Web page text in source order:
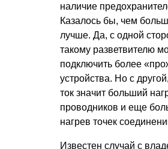
наличие
Казалось бы, чем
лучше. Да, с одной
такому разветвителю
подключить более
устройства. Но с
ток значит больший
проводников и еще
нагрев точек
Известен случай с